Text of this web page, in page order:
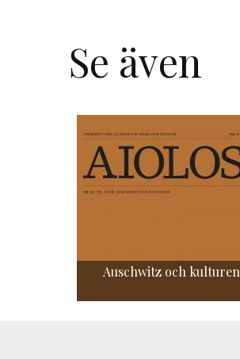
Se även
Auschwitz och kulturen